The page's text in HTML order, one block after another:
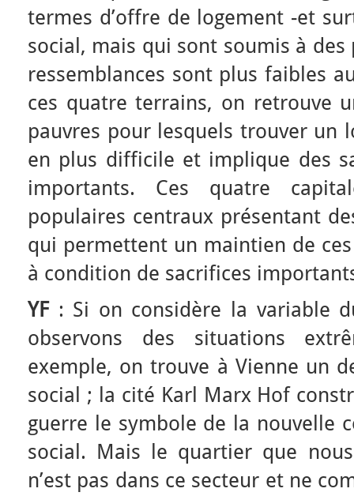
termes d’offre de logement -et
social, mais qui sont soumis à des
ressemblances sont plus faibles
ces quatre terrains, on retrouve
pauvres pour lesquels trouver un
en plus difficile et implique des
importants. Ces quatre
populaires centraux présentant
qui permettent un maintien de
à condition de sacrifices
YF: Si on considère la variable
observons des situations
exemple, on trouve à Vienne un
social ; la cité Karl Marx Hof
guerre le symbole de la nouvelle
social. Mais le quartier que
n’est pas dans ce secteur et ne